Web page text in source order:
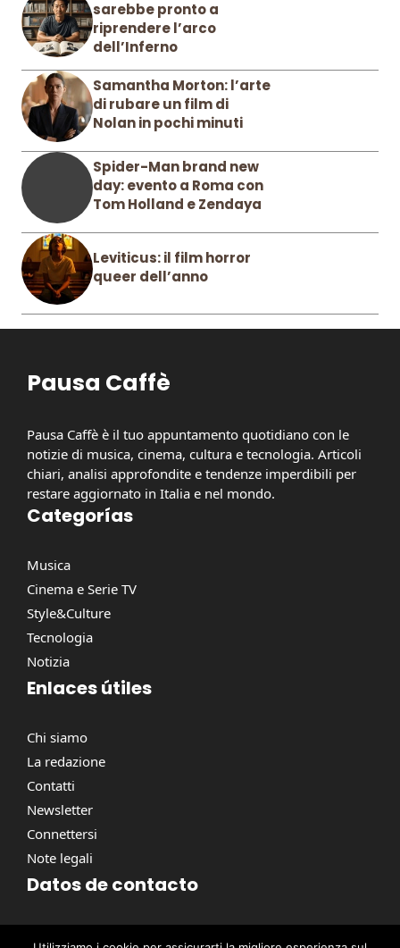
sarebbe pronto a
riprendere l’arco
dell’Inferno
Samantha Morton: l’arte
di rubare un film di
Nolan in pochi minuti
Spider-Man brand new
day: evento a Roma con
Tom Holland e Zendaya
Leviticus: il film horror
queer dell’anno
Pausa Caffè
Pausa Caffè è il tuo appuntamento quotidiano con le
notizie di musica, cinema, cultura e tecnologia. Articoli
chiari, analisi approfondite e tendenze imperdibili per
restare aggiornato in Italia e nel mondo.
Categorías
Musica
Cinema e Serie TV
Style&Culture
Tecnologia
Notizia
Enlaces útiles
Chi siamo
La redazione
Contatti
Newsletter
Connettersi
Note legali
Datos de contacto